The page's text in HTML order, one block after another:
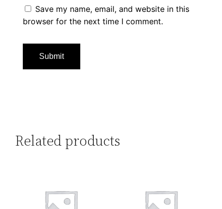
Save my name, email, and website in this
browser for the next time I comment.
Related products